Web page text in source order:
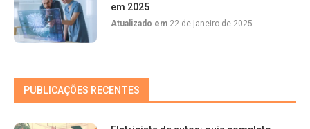
em 2025
Atualizado em 22 de janeiro de 2025
PUBLICAÇÕES RECENTES